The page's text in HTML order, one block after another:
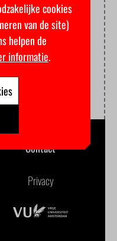
Contact
Privacy
cookies
van de site)
helpen de
informatie.